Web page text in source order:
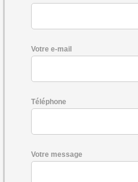
Votre e-mail
Téléphone
Votre message